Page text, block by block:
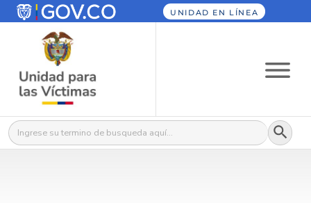
UNIDAD EN LÍNEA
Buscar: Botón